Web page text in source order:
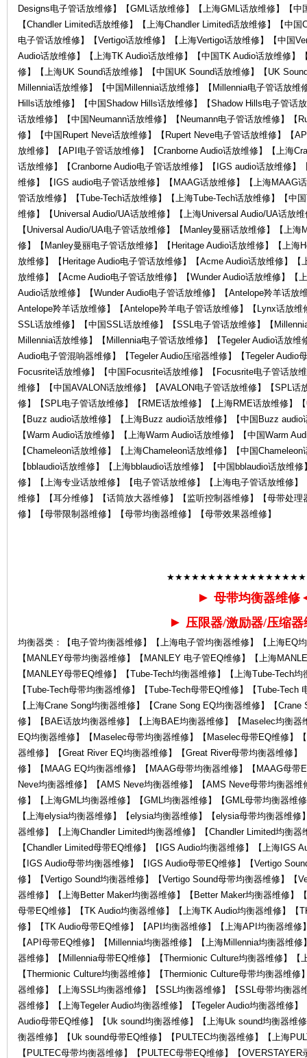
Designs电子管话放维修】【GML话放维修】【上海GML话放维修】【
【Chandler Limited话放维修】【上海Chandler Limited话放维修】【中
电子管话放维修】【Vertigo话放维修】【上海Vertigo话放维修】【中国
Audio话放维修】【上海TK Audio话放维修】【中国TK Audio话放维修】
修】【上海UK Sound话放维修】【中国UK Sound话放维修】【UK
Millennia话放维修】【中国Millennia话放维修】【Millennia电子管话放
Hills话放维修】【中国Shadow Hills话放维修】【Shadow Hills电子管话
话放维修】【中国Neumann话放维修】【Neumann电子管话放维修】【
修】【中国Rupert Neve话放维修】【Rupert Neve电子管话放维修】【
放维修】【API电子管话放维修】【Cranborne Audio话放维修】【上海
话放维修】【Cranborne Audio电子管话放维修】【IGS audio话放维修
维修】【IGS audio电子管话放维修】【MAAG话放维修】【上海MAAG
管话放维修】【Tube-Tech话放维修】【上海Tube-Tech话放维修】【中
维修】【Universal Audio/UA话放维修】【上海Universal Audio/UA话放
【Universal Audio/UA电子管话放维修】【Manley曼丽话放维修】【上
修】【Manley曼丽电子管话放维修】【Heritage Audio话放维修】【上海
放维修】【Heritage Audio电子管话放维修】【Acme Audio话放维修】
放维修】【Acme Audio电子管话放维修】【Wunder Audio话放维修】【
Audio话放维修】【Wunder Audio电子管话放维修】【Antelope羚羊话放
Antelope羚羊话放维修】【Antelope羚羊电子管话放维修】【Lynx话放
SSL话放维修】【中国SSL话放维修】【SSL电子管话放维修】【
Millennia话放维修】【Millennia电子管话放维修】【Tegeler Audio话放
Audio电子管混响器维修】【Tegeler Audio压缩器维修】【Tegeler Audio
Focusrite话放维修】【中国Focusrite话放维修】【Focusrite电子管话放
维修】【中国AVALON话放维修】【AVALON电子管话放维修】【SPL
修】【SPL电子管话放维修】【RME话放维修】【上海RME话放维修】
【Buzz audio话放维修】【上海Buzz audio话放维修】【中国Buzz
【Warm Audio话放维修】【上海Warm Audio话放维修】【中国Warm
【Chameleon话放维修】【上海Chameleon话放维修】【中国
【bblaudio话放维修】【上海bblaudio话放维修】【中国bblaudio话放维
修】【上海专业话放维修】【电子管话放维修】【上海电子管话放维修
维修】【耳分维修】【话筒放大器维修】【监听控制器维修】【母带处
修】【母带限制器维修】【母带均衡器维修】【母带效果器维修】
► 母带均衡器维修
► 压限器/激励器/压缩器
均衡器类：【电子管均衡器维修】【上海电子管均衡器维修】【上海EQ
【MANLEY母带均衡器维修】【MANLEY 电子管EQ维修】【上海
【MANLEY母带EQ维修】【Tube-Tech均衡器维修】【上海Tube-Tech
【Tube-Tech母带均衡器维修】【Tube-Tech母带EQ维修】【Tube-
【上海Crane Song均衡器维修】【Crane Song EQ均衡器维修】【
修】【BAE话放均衡器维修】【上海BAE均衡器维修】【Maselec均衡
EQ均衡器维修】【Maselec母带均衡器维修】【Maselec母带EQ维修】
器维修】【Great River EQ均衡器维修】【Great River母带均衡器维修
修】【MAAG EQ均衡器维修】【MAAG母带均衡器维修】【MAAG母
Neve均衡器维修】【AMS Neve均衡器维修】【AMS Neve母带均衡器
修】【上海GML均衡器维修】【GML均衡器维修】【GML母带均衡器维
【上海elysia均衡器维修】【elysia均衡器维修】【elysia母带均衡器维
器维修】【上海Chandler Limited均衡器维修】【Chandler Limited均衡
【Chandler Limited母带EQ维修】【IGS Audio均衡器维修】【上海IGS
【IGS Audio母带均衡器维修】【IGS Audio母带EQ维修】【Vertigo
修】【Vertigo Sound均衡器维修】【Vertigo Sound母带均衡器维修】【
器维修】【上海Better Maker均衡器维修】【Better Maker均衡器维修】
母带EQ维修】【TK Audio均衡器维修】【上海TK Audio均衡器维修】【
修】【TK Audio母带EQ维修】【API均衡器维修】【上海API均衡器维
【API母带EQ维修】【Millennia均衡器维修】【上海Millennia均衡器维
器维修】【Millennia母带EQ维修】【Thermionic Culture均衡器维修】【
【Thermionic Culture均衡器维修】【Thermionic Culture母带均衡器维
器维修】【上海SSL均衡器维修】【SSL均衡器维修】【SSL母带均衡器
器维修】【上海Tegeler Audio均衡器维修】【Tegeler Audio均衡器维修
Audio母带EQ维修】【Uk sound均衡器维修】【上海Uk sound均衡器维
衡器维修】【Uk sound母带EQ维修】【PULTEC均衡器维修】【上海
【PULTEC母带均衡器维修】【PULTEC母带EQ维修】【